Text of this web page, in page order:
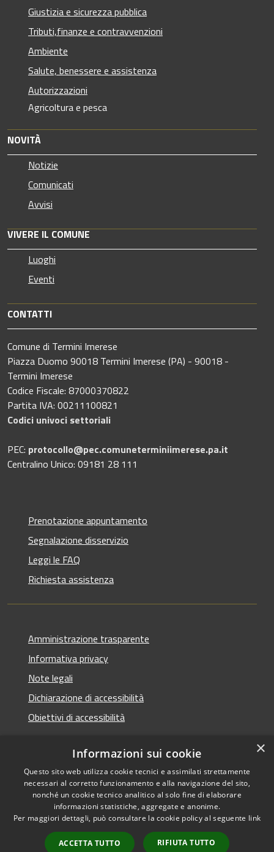
Giustizia e sicurezza pubblica
Tributi,finanze e contravvenzioni
Ambiente
Salute, benessere e assistenza
Autorizzazioni
Agricoltura e pesca
NOVITÀ
Notizie
Comunicati
Avvisi
VIVERE IL COMUNE
Luoghi
Eventi
CONTATTI
Comune di Termini Imerese
Piazza Duomo 90018 Termini Imerese (PA) - 90018 -
Termini Imerese
Codice Fiscale: 87000370822
Partita IVA: 00211100821
Codici univoci settoriali
PEC: protocollo@pec.comuneterminiimerese.pa.it
Centralino Unico: 09181 28 111
Prenotazione appuntamento
Segnalazione disservizio
Leggi le FAQ
Richiesta assistenza
Amministrazione trasparente
Informativa privacy
Note legali
Dichiarazione di accessibilità
Obiettivi di accessibilità
RSS
Accessibilità
Cookie
Mappa del sito
Copyright © 2026 • Comune di
Termini Imerese • Powered
byMunicipium•
redazione
×
Informazioni sui cookie
Questo sito web utilizza cookie tecnici e assimilati strettamente
necessari al corretto funzionamento e alla navigazione del sito,
nonché un cookie tecnico analitico al solo fine di elaborare
informazioni statistiche, aggregate e anonime.
Per maggiori dettagli, può consultare la cookie policy al seguente link
ACCETTA TUTTO RIFIUTA TUTTO